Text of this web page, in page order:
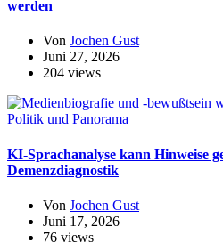
werden
Von Jochen Gust
Juni 27, 2026
204 views
Politik und Panorama
KI-Sprachanalyse kann Hinweise
Demenzdiagnostik
Von Jochen Gust
Juni 17, 2026
76 views